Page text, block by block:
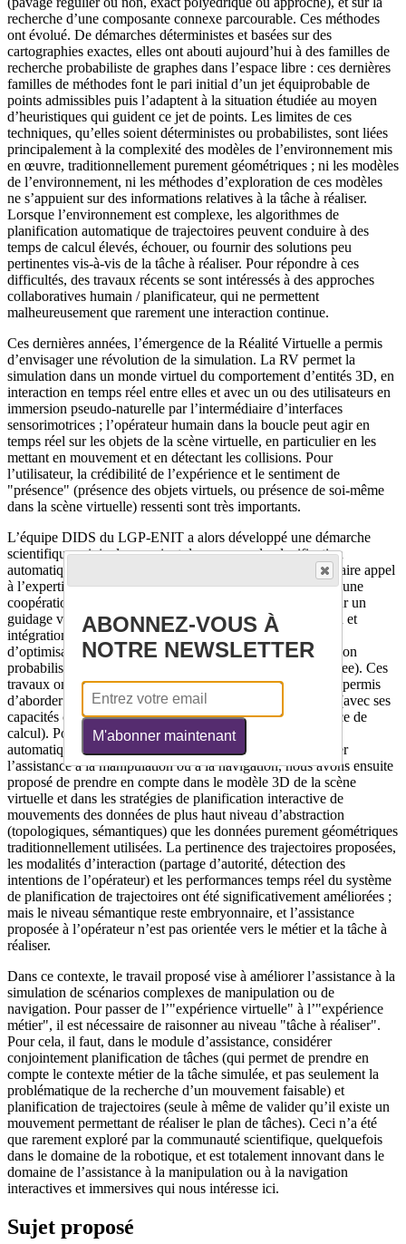
recherche d’une composante connexe parcourable. Ces méthodes
ont évolué. De démarches déterministes et basées sur des
cartographies exactes, elles ont abouti aujourd’hui à des familles de
recherche probabiliste de graphes dans l’espace libre : ces dernières
familles de méthodes font le pari initial d’un jet équiprobable de
points admissibles puis l’adaptent à la situation étudiée au moyen
d’heuristiques qui guident ce jet de points. Les limites de ces
techniques, qu’elles soient déterministes ou probabilistes, sont liées
principalement à la complexité des modèles de l’environnement mis
en œuvre, traditionnellement purement géométriques ; ni les modèles
de l’environnement, ni les méthodes d’exploration de ces modèles
ne s’appuient sur des informations relatives à la tâche à réaliser.
Lorsque l’environnement est complexe, les algorithmes de
planification automatique de trajectoires peuvent conduire à des
temps de calcul élevés, échouer, ou fournir des solutions peu
pertinentes vis-à-vis de la tâche à réaliser. Pour répondre à ces
difficultés, des travaux récents se sont intéressés à des approches
collaboratives humain / planificateur, qui ne permettent
malheureusement que rarement une interaction continue.
Ces dernières années, l’émergence de la Réalité Virtuelle a permis
d’envisager une révolution de la simulation. La RV permet la
simulation dans un monde virtuel du comportement d’entités 3D, en
interaction en temps réel entre elles et avec un ou des utilisateurs en
immersion pseudo-naturelle par l’intermédiaire d’interfaces
sensorimotrices ; l’opérateur humain dans la boucle peut agir en
temps réel sur les objets de la scène virtuelle, en particulier en les
mettant en mouvement et en détectant les collisions. Pour
l’utilisateur, la crédibilité de l’expérience et le sentiment de
"présence" (présence des objets virtuels, ou présence de soi-même
dans la scène virtuelle) ressenti sont très importants.
L’équipe DIDS du LGP-ENIT a alors développé une démarche
scientifique originale associant des moyens de planification
automatique de trajectoires aux techniques de RV afin de faire appel
à l’expertise humaine pour contrôler cette planification par une
coopération planificateur/humain. Celle-ci s’est appuyée sur un
guidage visuo-haptique en immersion, et une reformulation et
intégration de techniques de pré-cartographie (octree),
d’optimisation heuristique en position (A*) et de planification
probabiliste à base de RRT (Rapidly exploring Random Tree). Ces
travaux ont montré la pertinence de l’approche et nous ont permis
d’aborder la question du partage d’autorité entre l’humain (avec ses
capacités cognitives) et la plateforme de RV (et sa puissance de
calcul). Pour répondre aux limitations des planificateurs
automatiques de trajectoires évoquées ci-dessus et améliorer
l’assistance à la manipulation ou à la navigation, nous avons ensuite
proposé de prendre en compte dans le modèle 3D de la scène
virtuelle et dans les stratégies de planification interactive de
mouvements des données de plus haut niveau d’abstraction
(topologiques, sémantiques) que les données purement géométriques
traditionnellement utilisées. La pertinence des trajectoires proposées,
les modalités d’interaction (partage d’autorité, détection des
intentions de l’opérateur) et les performances temps réel du système
de planification de trajectoires ont été significativement améliorées ;
mais le niveau sémantique reste embryonnaire, et l’assistance
proposée à l’opérateur n’est pas orientée vers le métier et la tâche à
réaliser.
Dans ce contexte, le travail proposé vise à améliorer l’assistance à la
simulation de scénarios complexes de manipulation ou de
navigation. Pour passer de l’"expérience virtuelle" à l’"expérience
métier", il est nécessaire de raisonner au niveau "tâche à réaliser".
Pour cela, il faut, dans le module d’assistance, considérer
conjointement planification de tâches (qui permet de prendre en
compte le contexte métier de la tâche simulée, et pas seulement la
problématique de la recherche d’un mouvement faisable) et
planification de trajectoires (seule à même de valider qu’il existe un
mouvement permettant de réaliser le plan de tâches). Ceci n’a été
que rarement exploré par la communauté scientifique, quelquefois
dans le domaine de la robotique, et est totalement innovant dans le
domaine de l’assistance à la manipulation ou à la navigation
interactives et immersives qui nous intéresse ici.
Sujet proposé
ABONNEZ-VOUS À
NOTRE NEWSLETTER
M'abonner maintenant